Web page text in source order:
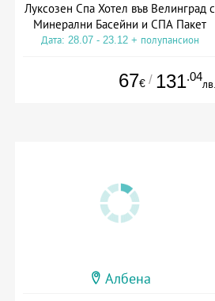
Луксозен Спа Хотел във Велинград с
Минерални Басейни и СПА Пакет
Дата: 28.07 - 23.12 + полупансион
67€ / 131.04
лв.
Албена